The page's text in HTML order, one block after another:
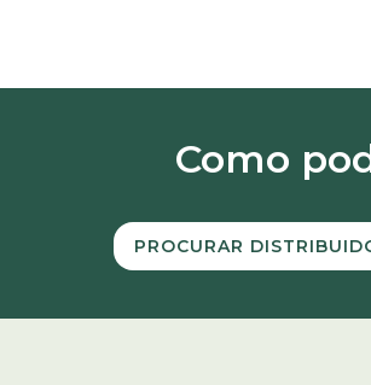
Como
PROCURAR